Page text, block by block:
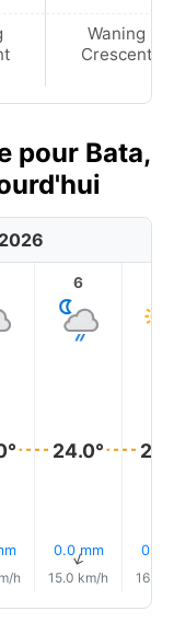
Waning
Crescent
pour Bata,
h
6
24.0°
0.0 mm
↑
15.0 km/h
0.0
16.0